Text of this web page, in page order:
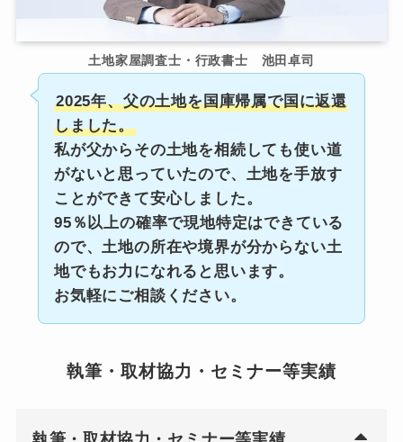
土地家屋調査士・行政書士 池田卓司
2025年、父の土地を国庫帰属で国に返還
しました。
私が父からその土地を相続しても使い道
がないと思っていたので、土地を手放す
ことができて安心しました。
95％以上の確率で現地特定はできている
ので、土地の所在や境界が分からない土
地でもお力になれると思います。
お気軽にご相談ください。
執筆・取材協力・セミナー等実績